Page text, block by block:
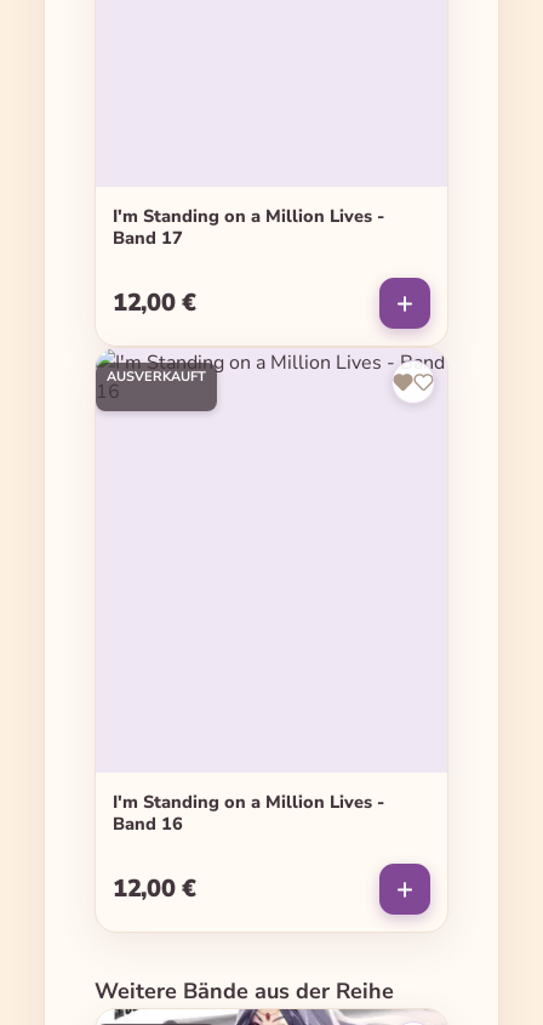
I'm Standing on a Million Lives -
Band 17
Regulärer Preis:
12,00 €
AUSVERKAUFT
I'm Standing on a Million Lives -
Band 16
Regulärer Preis:
12,00 €
Produktgalerie überspringen
Weitere Bände aus der Reihe